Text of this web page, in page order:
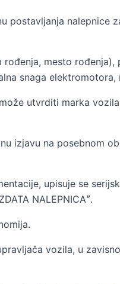
postavljanja nalepnice
mesto
snaga
utvrditi marka
izjavu na posebnom
upisuje se
NALEPNICAˮ.
vozila, u